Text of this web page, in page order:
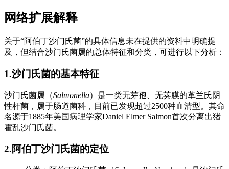
网络扩展解释
关于“阿伯丁沙门氏菌”的具体信息未在提供的资料中明确提
及，但结合沙门氏菌属的总体特征和分类，可进行以下分析：
1.沙门氏菌的基本特征
沙门氏菌属（Salmonella）是一类无芽孢、无荚膜的革兰氏阴
性杆菌，属于肠道菌科，目前已发现超过2500种血清型。其命
名源于1885年美国病理学家Daniel Elmer Salmon首次分离出猪
霍乱沙门氏菌。
2.阿伯丁沙门氏菌的定位